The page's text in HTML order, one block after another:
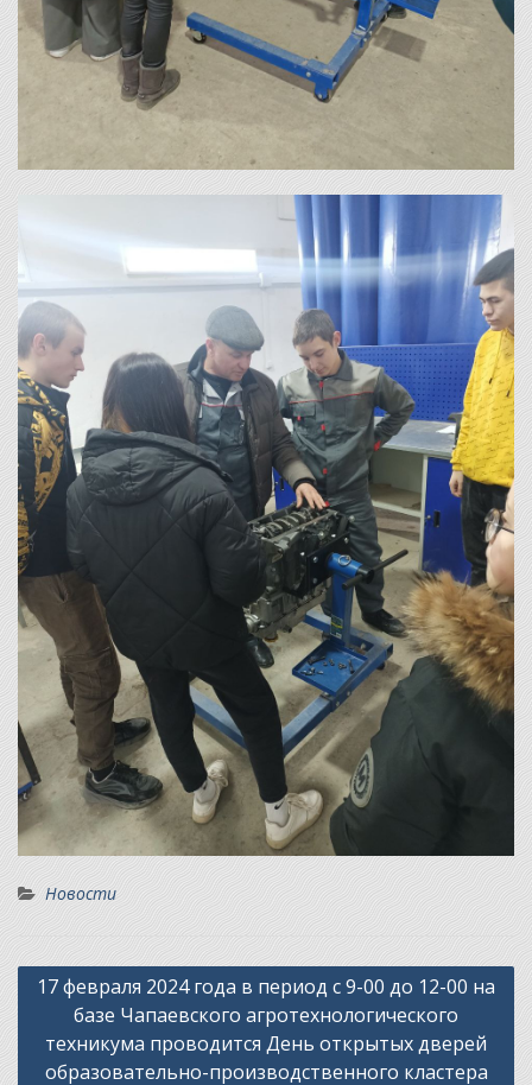
Новости
Навигация
записям
17 февраля 2024 года в период с 9-00 до 12-00 на
базе Чапаевского агротехнологического
техникума проводится День открытых дверей
образовательно-производственного кластера